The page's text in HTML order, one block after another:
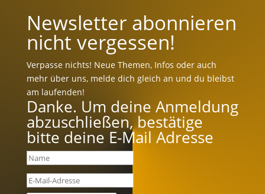
Newsletter abonnieren
nicht vergessen!
Verpasse nichts! Neue Themen, Infos oder auch
mehr über uns, melde dich gleich an und du bleibst
am laufenden!
Danke. Um deine Anmeldung
abzuschließen, bestätige
bitte deine E-Mail Adresse